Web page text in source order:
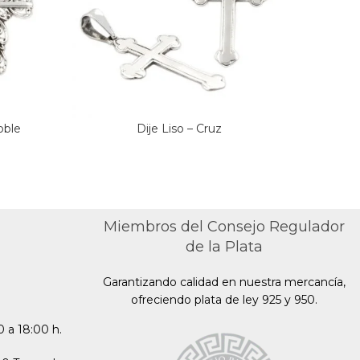
Dije Liso – Cruz
a 18:00 h.
Miembros del Consejo Regulador
de la Plata
Garantizando calidad en nuestra mercancía,
ofreciendo plata de ley 925 y 950.